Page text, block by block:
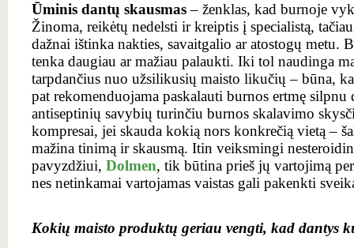
Ūminis dantų skausmas– ženklas, kad burnoje
Žinoma, reikėtų nedelsti ir kreiptis į specialistą,
dažnai ištinka nakties, savaitgalio ar atostogų metu.
tenka daugiau ar mažiau palaukti. Iki tol naudinga
tarpdančius nuo užsilikusių maisto likučių – būna,
pat rekomenduojama paskalauti burnos ertmę silpnu
antiseptinių savybių turinčiu burnos skalavimo
kompresai, jei skauda kokią nors konkrečią vietą –
mažina tinimą ir skausmą. Itin veiksmingi
pavyzdžiui, Dolmen, tik būtina prieš jų vartojimą
nes netinkamai vartojamas vaistas gali pakenkti
Kokių maisto produktų geriau vengti, kad dantys